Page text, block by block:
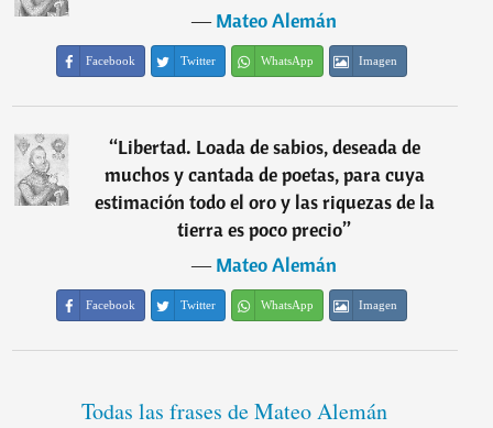
―Mateo Alemán
Facebook Twitter WhatsApp Imagen
“Libertad. Loada de sabios, deseada de
muchos y cantada de poetas, para cuya
estimación todo el oro y las riquezas de la
tierra es poco precio”
―Mateo Alemán
Facebook Twitter WhatsApp Imagen
Todas las frases de Mateo Alemán